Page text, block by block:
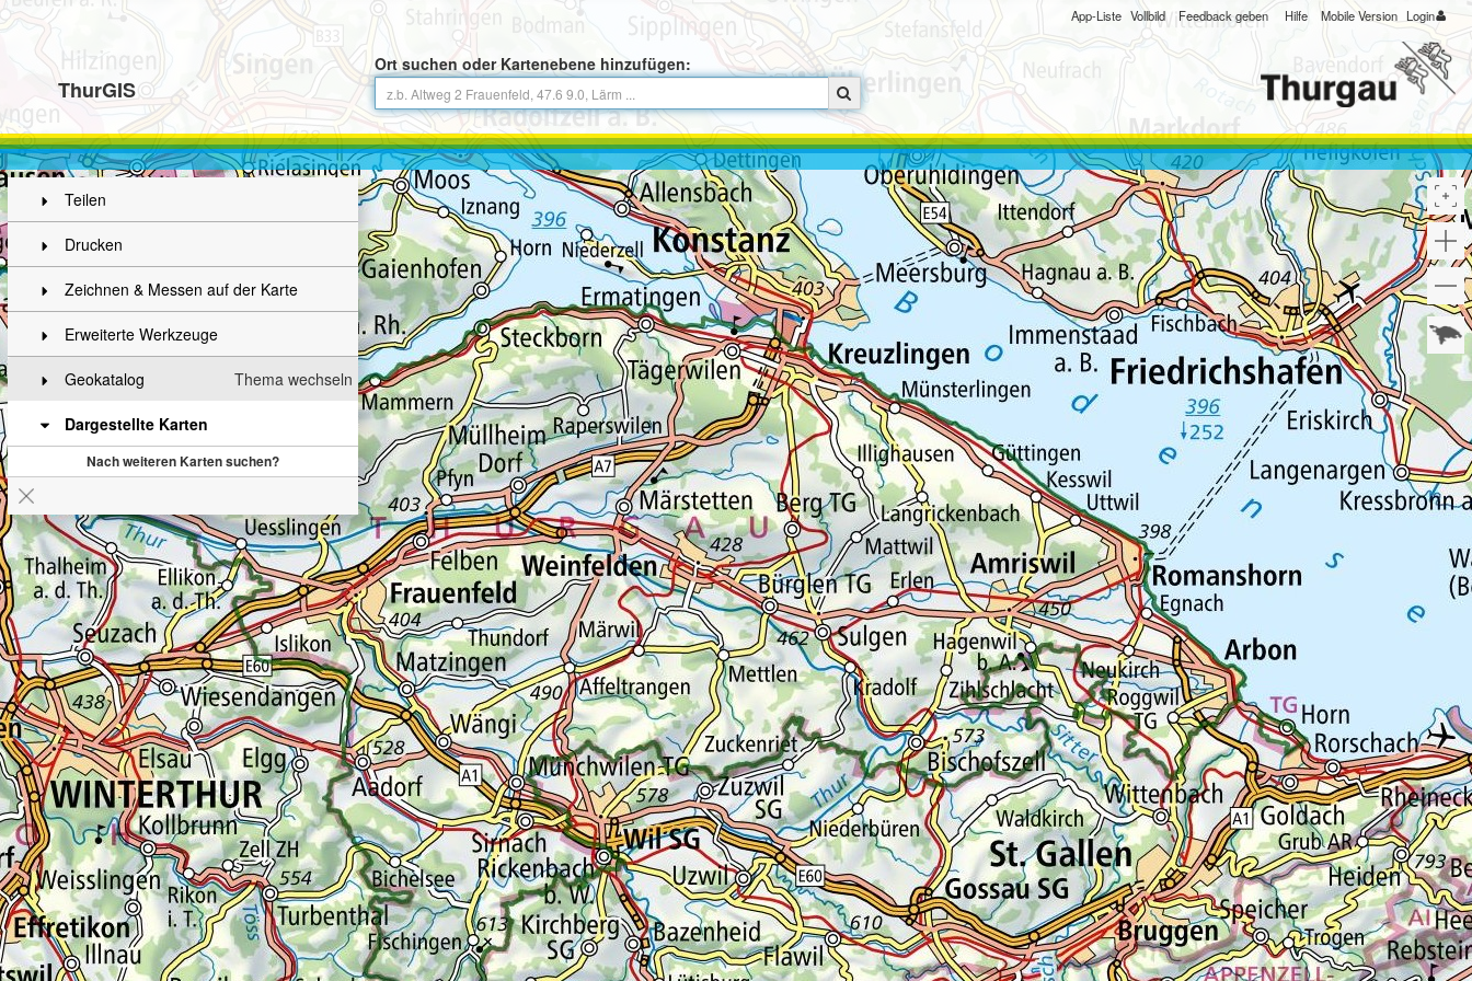
ThurGIS
Ort suchen oder Kartenebene hinzufügen:
App-Liste Vollbild Feedback geben Hilfe Mobile Version Login
Teilen
Drucken
Zeichnen & Messen auf der Karte
Erweiterte Werkzeuge
Thema wechseln
Geokatalog
Dargestellte Karten
Nach weiteren Karten suchen?